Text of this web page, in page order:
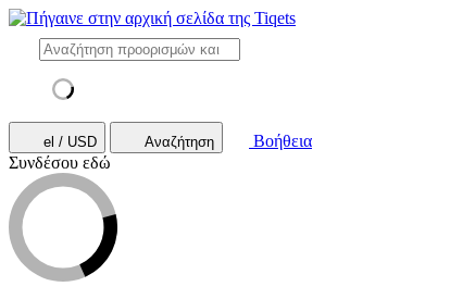
el / USD Αναζήτηση
Βοήθεια
Συνδέσου εδώ